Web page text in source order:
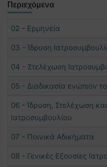
Περιεχόμενα
02 - Ερμηνεία
03 - Ίδρυση
04 - Στελέχωση
05 - Διαδικασία ενώπιον
06 - Ίδρυση, Στελέχωση
Ιατροσυμβουλίου
07 - Ποινικά Αδικήματα
08 - Γενικές Εξουσίες